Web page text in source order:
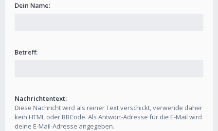
Dein Name:
Betreff:
Nachrichtentext:
Diese Nachricht wird als reiner Text verschickt, verwende daher
kein HTML oder BBCode. Als Antwort-Adresse für die E-Mail wird
deine E-Mail-Adresse angegeben.